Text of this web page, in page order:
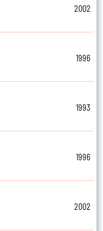
2002
1996
1993
1996
2002